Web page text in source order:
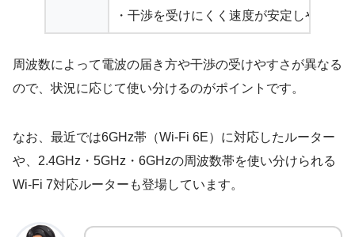
・干渉を受けにくく速度が安定しやすい
周波数によって電波の届き方や干渉の受けやすさが異なる
ので、状況に応じて使い分けるのがポイントです。
なお、最近では6GHz帯（Wi-Fi 6E）に対応したルーター
や、2.4GHz・5GHz・6GHzの周波数帯を使い分けられる
Wi-Fi 7対応ルーターも登場しています。